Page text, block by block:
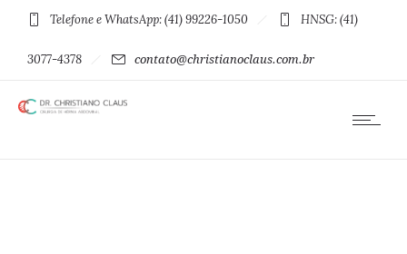
Telefone e WhatsApp: (41) 99226-1050 HNSG: (41)
3077-4378 contato@christianoclaus.com.br